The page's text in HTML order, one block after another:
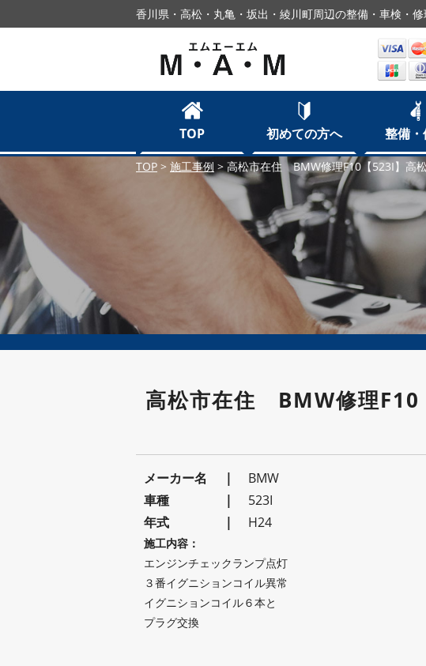
香川県・高松・丸亀・坂出・綾川町周辺の整備・車検・
TOP 初めての方へ 整備・
TOP > 施工事例 > 高松市在住 BMW修理F10【523I】高
高松市在住 BMW修理F10
メーカー名
BMW
車種
523I
年式
H24
施工内容：
エンジンチェックランプ点灯
３番イグニションコイル異常
イグニションコイル６本と
プラグ交換